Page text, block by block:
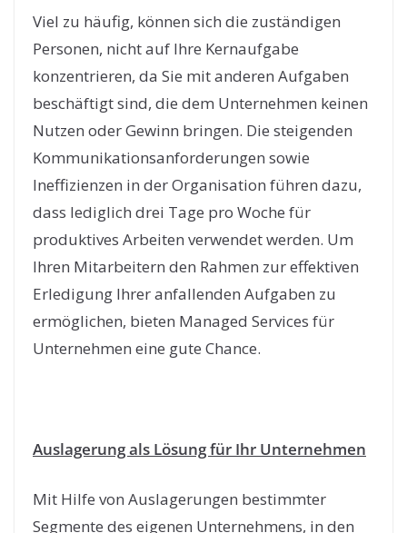
Viel zu häufig, können sich die zuständigen
Personen, nicht auf Ihre Kernaufgabe
konzentrieren, da Sie mit anderen Aufgaben
beschäftigt sind, die dem Unternehmen keinen
Nutzen oder Gewinn bringen. Die steigenden
Kommunikationsanforderungen sowie
Ineffizienzen in der Organisation führen dazu,
dass lediglich drei Tage pro Woche für
produktives Arbeiten verwendet werden. Um
Ihren Mitarbeitern den Rahmen zur effektiven
Erledigung Ihrer anfallenden Aufgaben zu
ermöglichen, bieten Managed Services für
Unternehmen eine gute Chance.
Auslagerung als Lösung für Ihr Unternehmen
Mit Hilfe von Auslagerungen bestimmter
Segmente des eigenen Unternehmens, in den